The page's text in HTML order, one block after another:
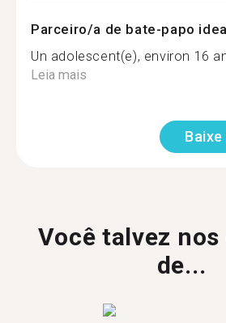
Parceiro/a de bate-papo
Un adolescent(e), environ 16
Leia mais
Você talvez
de...